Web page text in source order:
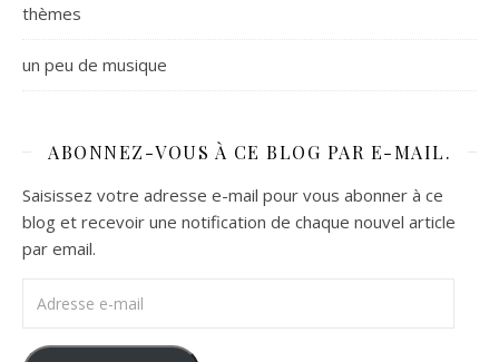
thèmes
un peu de musique
ABONNEZ-VOUS À CE BLOG PAR E-MAIL.
Saisissez votre adresse e-mail pour vous abonner à ce
blog et recevoir une notification de chaque nouvel article
par email.